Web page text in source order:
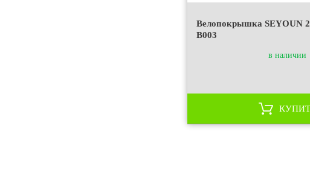
Велопокрышка SEYOUN
B003
в наличии